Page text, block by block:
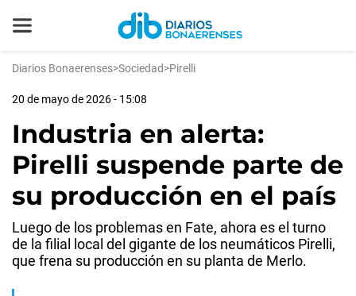
Diarios Bonaerenses>Sociedad>Pirelli
20 de mayo de 2026 - 15:08
Industria en alerta:
Pirelli suspende parte de
su producción en el país
Luego de los problemas en Fate, ahora es el turno
de la filial local del gigante de los neumáticos Pirelli,
que frena su producción en su planta de Merlo.